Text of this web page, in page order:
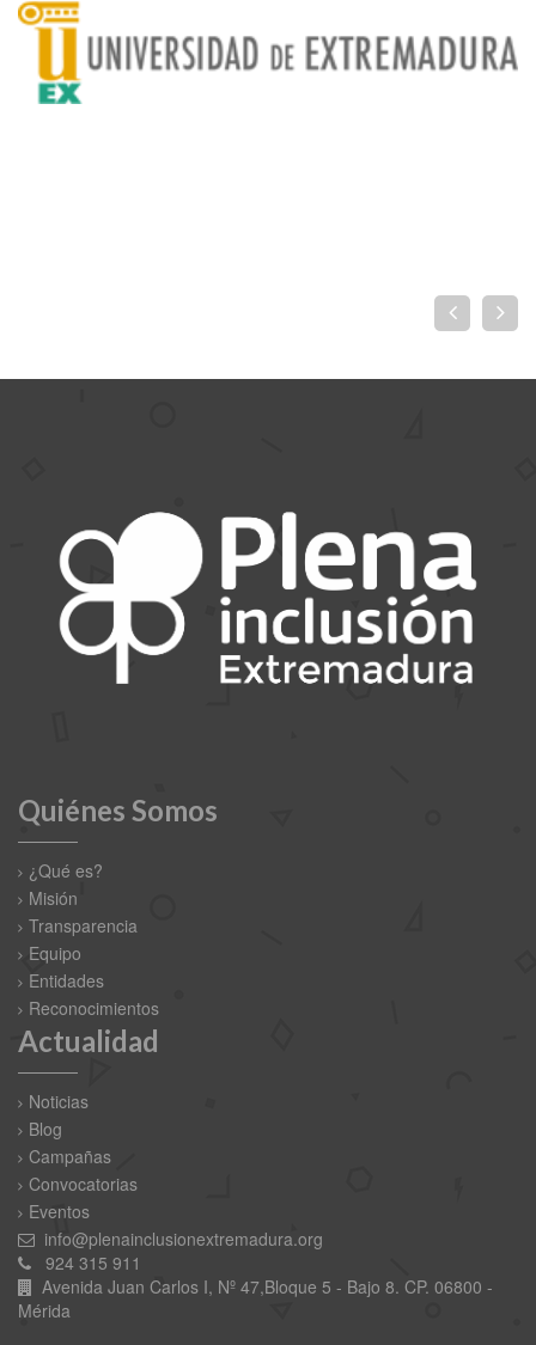
Quiénes Somos
¿Qué es?
Misión
Transparencia
Equipo
Entidades
Reconocimientos
Actualidad
Noticias
Blog
Campañas
Convocatorias
Eventos
info@plenainclusionextremadura.org
924 315 911
Avenida Juan Carlos I, Nº 47,Bloque 5 - Bajo 8. CP. 06800 -
Mérida